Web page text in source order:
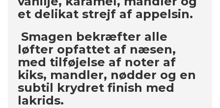
et delikat strejf af appelsin.
Smagen bekræfter alle
løfter opfattet af næsen,
med tilføjelse af noter af
kiks, mandler, nødder og en
subtil krydret finish med
lakrids.